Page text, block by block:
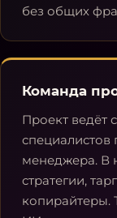
без общих
Команда
Проект ведёт
специалистов
менеджера. В
стратегии,
копирайтеры.